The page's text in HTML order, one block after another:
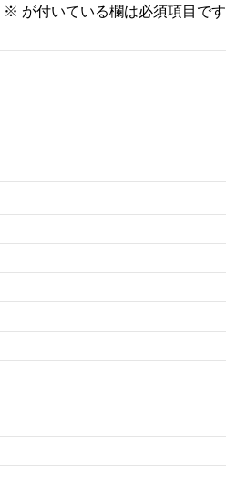
※ が付いている欄は必須項目です